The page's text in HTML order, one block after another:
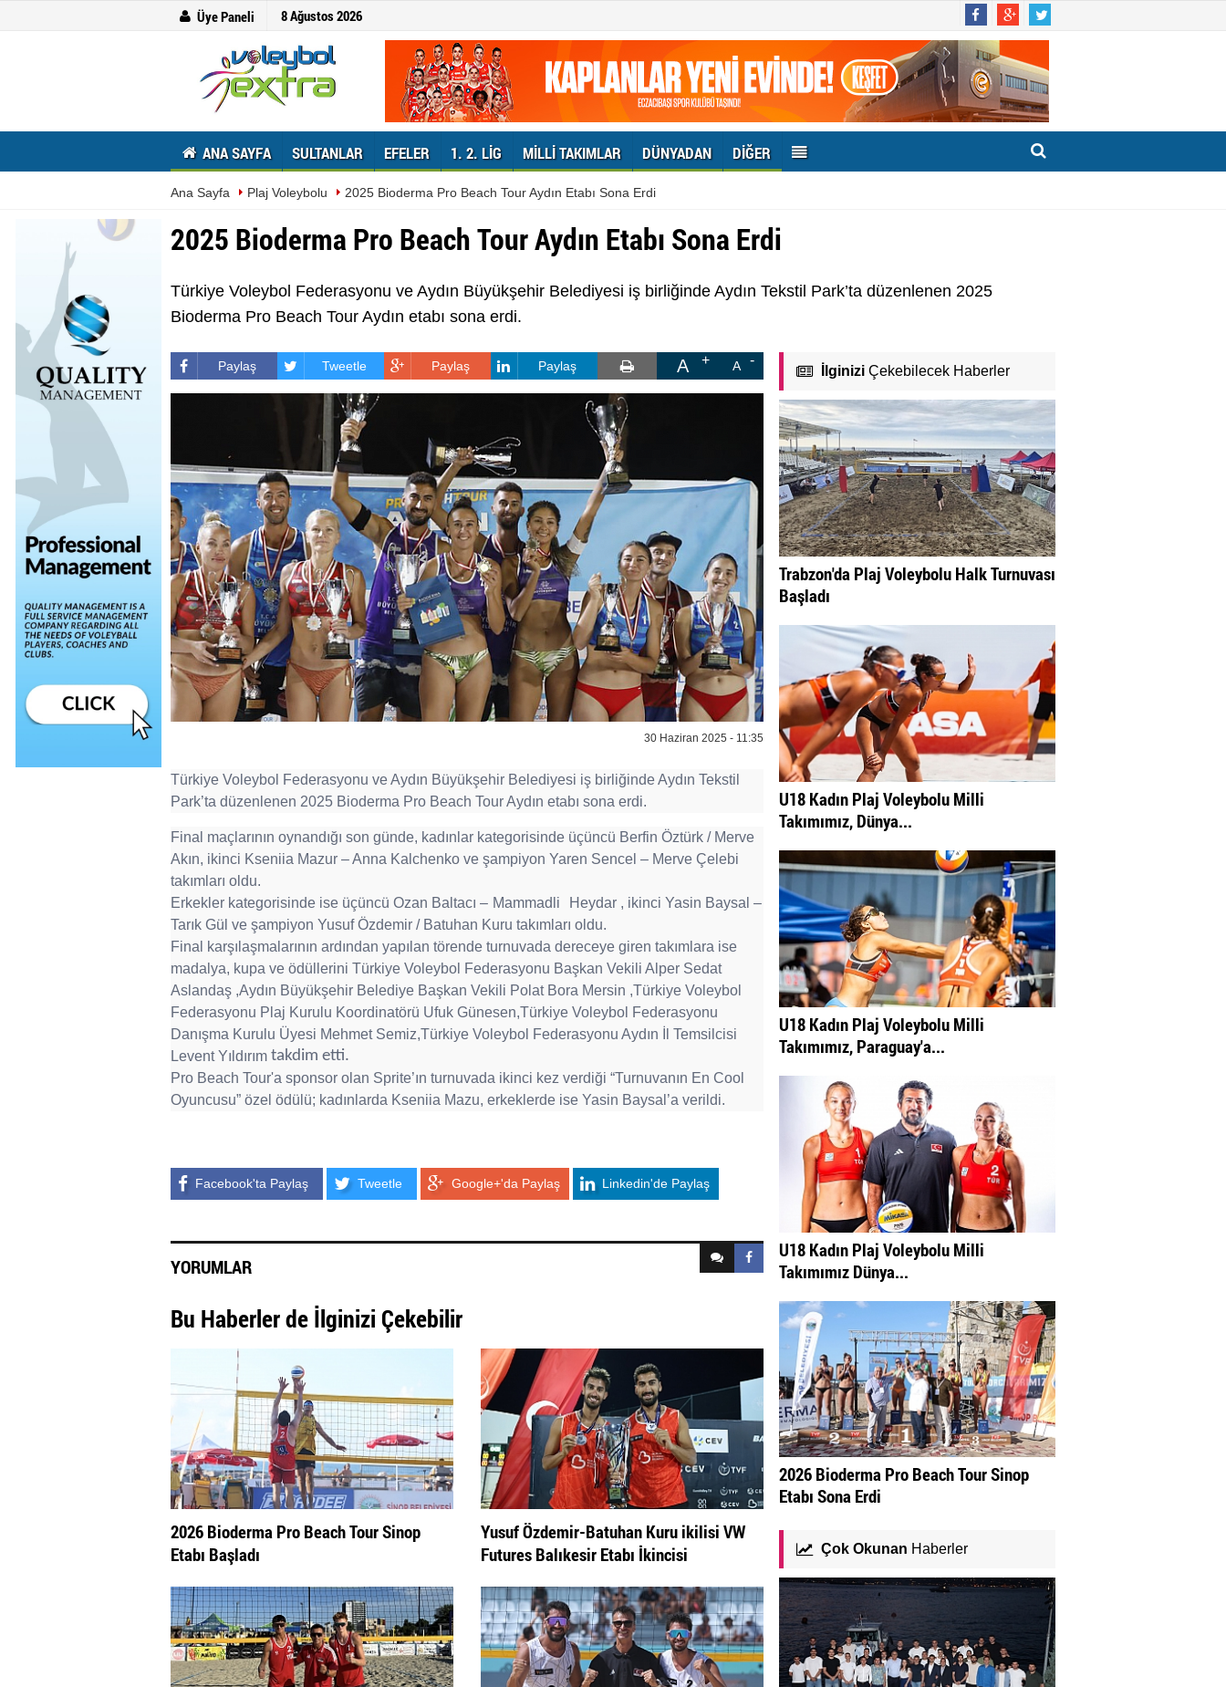
Üye Paneli 8 Ağustos 2026
ANA SAYFA SULTANLAR EFELER 1. 2. LIG MILLI TAKIMLAR DÜNYADAN DIĞER
Ana Sayfa Plaj Voleybolu 2025 Bioderma Pro Beach Tour Aydın Etabı Sona Erdi
2025 Bioderma Pro Beach Tour Aydın Etabı Sona Erdi
Türkiye Voleybol Federasyonu ve Aydın Büyükşehir Belediyesi iş birliğinde Aydın Tekstil Park’ta düzenlenen 2025
Bioderma Pro Beach Tour Aydın etabı sona erdi.
Paylaş Tweetle Paylaş Paylaş A A
30 Haziran 2025 - 11:35
Türkiye Voleybol Federasyonu ve Aydın Büyükşehir Belediyesi iş birliğinde Aydın Tekstil
Park’ta düzenlenen 2025 Bioderma Pro Beach Tour Aydın etabı sona erdi.
Final maçlarının oynandığı son günde, kadınlar kategorisinde üçüncü Berfin Öztürk / Merve
Akın, ikinci Kseniia Mazur – Anna Kalchenko ve şampiyon Yaren Sencel – Merve Çelebi
takımları oldu.
Erkekler kategorisinde ise üçüncü Ozan Baltacı – Mammadli
Heydar , ikinci Yasin Baysal –
Tarık Gül ve şampiyon Yusuf Özdemir / Batuhan Kuru takımları oldu.
Final karşılaşmalarının ardından yapılan törende turnuvada dereceye giren takımlara ise
madalya, kupa ve ödüllerini Türkiye Voleybol Federasyonu Başkan Vekili Alper Sedat
Aslandaş ,Aydın Büyükşehir Belediye Başkan Vekili Polat Bora Mersin ,Türkiye Voleybol
Federasyonu Plaj Kurulu Koordinatörü Ufuk Günesen,Türkiye Voleybol Federasyonu
Danışma Kurulu Üyesi Mehmet Semiz,Türkiye Voleybol Federasyonu Aydın İl Temsilcisi
Levent Yıldırım takdim etti.
Pro Beach Tour'a sponsor olan Sprite’ın turnuvada ikinci kez verdiği “Turnuvanın En Cool
Oyuncusu” özel ödülü; kadınlarda Kseniia Mazu, erkeklerde ise Yasin Baysal’a verildi.
Facebook'ta Paylaş Tweetle Google+'da Paylaş Linkedin'de Paylaş
YORUMLAR
Bu Haberler de İlginizi Çekebilir
2026 Bioderma Pro Beach Tour Sinop
Etabı Başladı
Yusuf Özdemir-Batuhan Kuru ikilisi VW
Futures Balıkesir Etabı İkincisi
İlginiziÇekebilecek Haberler
Trabzon'da Plaj Voleybolu Halk Turnuvası
Başladı
U18 Kadın Plaj Voleybolu Milli
Takımımız, Dünya...
U18 Kadın Plaj Voleybolu Milli
Takımımız, Paraguay'a...
U18 Kadın Plaj Voleybolu Milli
Takımımız Dünya...
2026 Bioderma Pro Beach Tour Sinop
Etabı Sona Erdi
Çok Okunan Haberler